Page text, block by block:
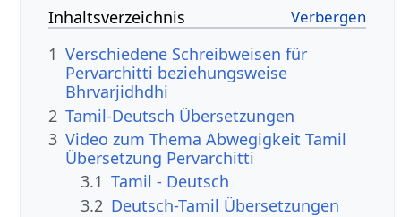
Inhaltsverzeichnis
1 Verschiedene Schreibweisen für
Pervarchitti beziehungsweise
Bhrvarjidhdhi
2 Tamil-Deutsch Übersetzungen
3 Video zum Thema Abwegigkeit Tamil
Übersetzung Pervarchitti
3.1 Tamil - Deutsch
3.2 Deutsch-Tamil Übersetzungen